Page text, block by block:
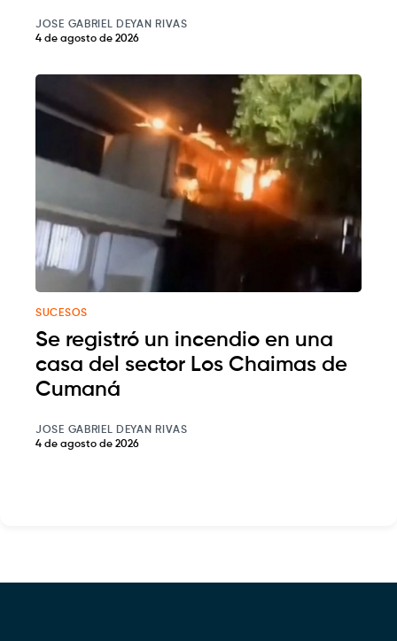
JOSE GABRIEL DEYAN RIVAS
4 de agosto de 2026
SUCESOS
Se registró un incendio en una
casa del sector Los Chaimas de
Cumaná
JOSE GABRIEL DEYAN RIVAS
4 de agosto de 2026